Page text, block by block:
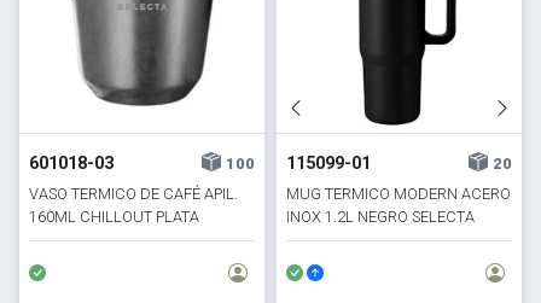
601018-03
100
VASO TERMICO DE CAFÉ APIL.
160ML CHILLOUT PLATA
115099-01
20
MUG TERMICO MODERN ACERO
INOX 1.2L NEGRO SELECTA